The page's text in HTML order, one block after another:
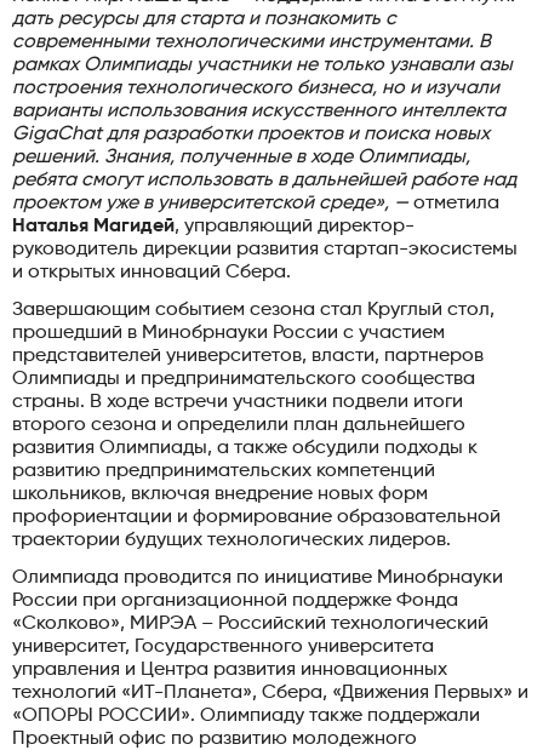
дать ресурсы для старта и познакомить с
современными технологическими инструментами. В
рамках Олимпиады участники не только узнавали азы
построения технологического бизнеса, но и изучали
варианты использования искусственного интеллекта
GigaChat для разработки проектов и поиска новых
решений. Знания, полученные в ходе Олимпиады,
ребята смогут использовать в дальнейшей работе над
проектом уже в университетской среде», —отметила
Наталья Магидей, управляющий директор-
руководитель дирекции развития стартап-экосистемы
и открытых инноваций Сбера.
Завершающим событием сезона стал Круглый стол,
прошедший в Минобрнауки России с участием
представителей университетов, власти, партнеров
Олимпиады и предпринимательского сообщества
страны. В ходе встречи участники подвели итоги
второго сезона и определили план дальнейшего
развития Олимпиады, а также обсудили подходы к
развитию предпринимательских компетенций
школьников, включая внедрение новых форм
профориентации и формирование образовательной
траектории будущих технологических лидеров.
Олимпиада проводится по инициативе Минобрнауки
России при организационной поддержке Фонда
«Сколково», МИРЭА – Российский технологический
университет, Государственного университета
управления и Центра развития инновационных
технологий «ИТ-Планета», Сбера, «Движения Первых» и
«ОПОРЫ РОССИИ». Олимпиаду также поддержали
Проектный офис по развитию молодежного